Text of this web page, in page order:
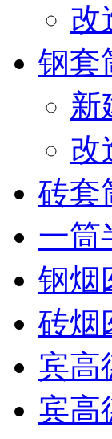
改
钢套
新
改
砖套
一筒
钢烟
砖烟
宾高
宾高